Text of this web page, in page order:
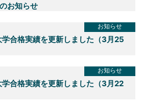
お知らせ
お知らせ
合格実績を更新しました（3月25
お知らせ
合格実績を更新しました（3月22